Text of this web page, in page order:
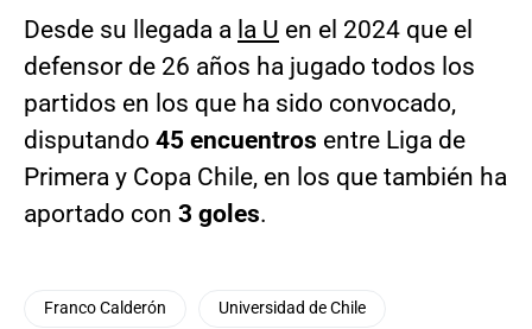
Desde su llegada a la U en el 2024 que el
defensor de 26 años ha jugado todos los
partidos en los que ha sido convocado,
disputando 45 encuentros entre Liga de
Primera y Copa Chile, en los que también ha
aportado con 3 goles.
Franco Calderón Universidad de Chile